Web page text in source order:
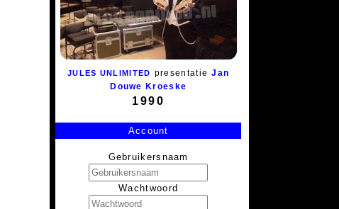
JULES UNLIMITED presentatie Jan
Douwe Kroeske
1990
Account
Gebruikersnaam
Wachtwoord